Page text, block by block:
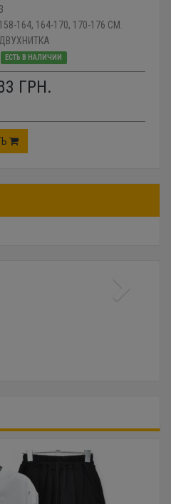
3
158-164, 164-170, 170-176 СМ.
ДВУХНИТКА
ЕСТЬ В НАЛИЧИИ
ГРН.